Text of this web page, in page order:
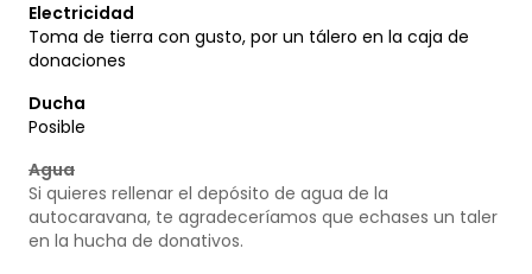
Electricidad
Toma de tierra con gusto, por un tálero en la caja de
donaciones
Ducha
Posible
Agua
Si quieres rellenar el depósito de agua de la
autocaravana, te agradeceríamos que echases un taler
en la hucha de donativos.